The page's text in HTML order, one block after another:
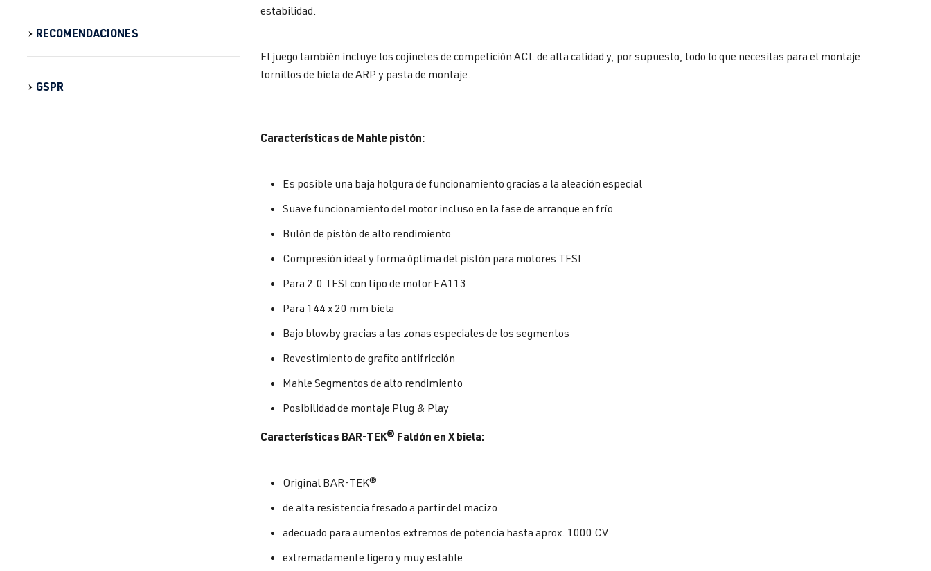
RECOMENDACIONES
GSPR
estabilidad.
El juego también incluye los cojinetes de competición ACL de alta calidad y, por supuesto, todo lo que necesitas para el montaje:
tornillos de biela de ARP y pasta de montaje.
Características de Mahle pistón:
Es posible una baja holgura de funcionamiento gracias a la aleación especial
Suave funcionamiento del motor incluso en la fase de arranque en frío
Bulón de pistón de alto rendimiento
Compresión ideal y forma óptima del pistón para motores TFSI
Para 2.0 TFSI con tipo de motor EA113
Para 144 x 20 mm biela
Bajo blowby gracias a las zonas especiales de los segmentos
Revestimiento de grafito antifricción
Mahle Segmentos de alto rendimiento
Posibilidad de montaje Plug & Play
Características BAR-TEK® Faldón en X biela:
Original BAR-TEK®
de alta resistencia fresado a partir del macizo
adecuado para aumentos extremos de potencia hasta aprox. 1000 CV
extremadamente ligero y muy estable